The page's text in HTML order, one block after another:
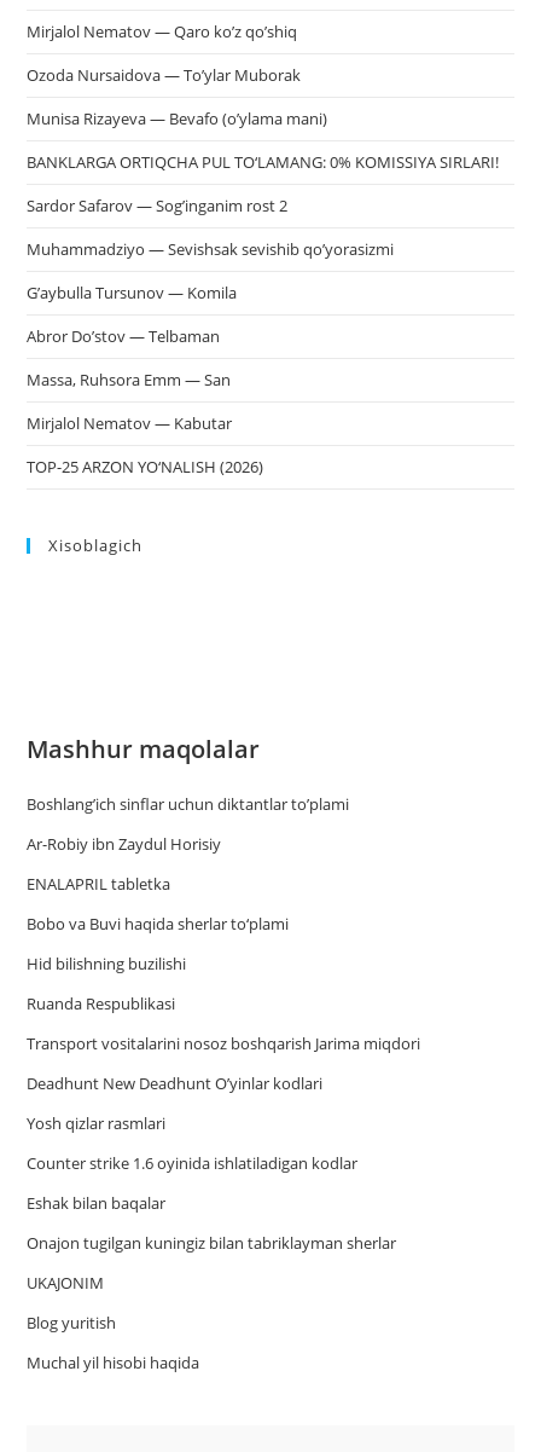
Mirjalol Nematov — Qaro ko’z qo’shiq
Ozoda Nursaidova — To’ylar Muborak
Munisa Rizayeva — Bevafo (o’ylama mani)
BANKLARGA ORTIQCHA PUL TO‘LAMANG: 0% KOMISSIYA SIRLARI!
Sardor Safarov — Sog’inganim rost 2
Muhammadziyo — Sevishsak sevishib qo’yorasizmi
G’aybulla Tursunov — Komila
Abror Do’stov — Telbaman
Massa, Ruhsora Emm — San
Mirjalol Nematov — Kabutar
TOP-25 ARZON YO‘NALISH (2026)
Xisoblagich
Mashhur maqolalar
Boshlang’ich sinflar uchun diktantlar to’plami
Ar-Robiy ibn Zaydul Horisiy
ENALAPRIL tabletka
Bobo va Buvi haqida sherlar to‘plami
Hid bilishning buzilishi
Ruanda Respublikasi
Trаnsport vositаlаrini nosoz boshqаrish Jаrimа miqdori
Deadhunt New Deadhunt O’yinlar kodlari
Yosh qizlar rasmlari
Counter strike 1.6 oyinida ishlatiladigan kodlar
Eshak bilan baqalar
Onajon tugilgan kuningiz bilan tabriklayman sherlar
UKAJONIM
Blog yuritish
Muchal yil hisobi haqida